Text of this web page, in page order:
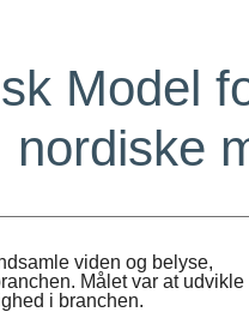
Model
nordiske
viden og belyse,
Målet var at udvikle
i branchen.